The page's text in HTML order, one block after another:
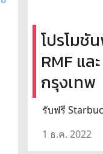
โปรโมชั
RMF แล
กรุงเทพ
รับฟรี
1 ธ.ค. 2022